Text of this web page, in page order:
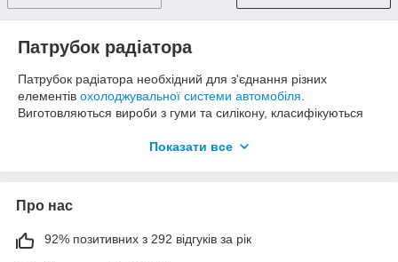
Патрубок радіатора
Патрубок радіатора необхідний для з'єднання різних
елементів охолоджувальної системи автомобіля
Виготовляються вироби з гуми та силікону, класифікуються
та відведення антифризу в системі).
Першими «дзвіночками», що вказують на патрубки, є повітря
Причин виникнення неполадок може бути кілька:
Показати все
Про нас
92% позитивних з 292 відгуків за рік